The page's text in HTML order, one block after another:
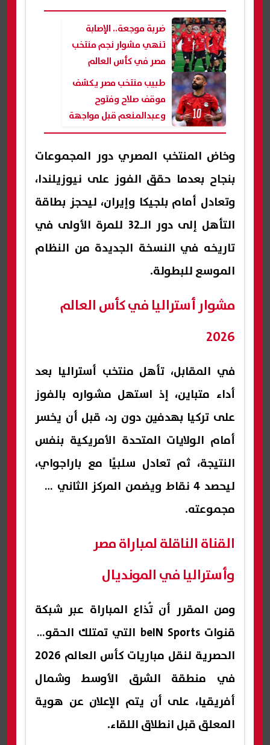
ضربة موجعة.. الإصابة
تنهي مشوار نجم منتخب
مصر في كأس العالم
طبيب منتخب مصر يكشف
موقف صلاح وفتوح
وعبدالمنعم قبل مواجهة
أستراليا
وخاض المنتخب المصري دور المجموعات
بنجاح بعدما حقق الفوز على نيوزيلندا،
وتعادل أمام بلجيكا وإيران، ليحجز بطاقة
التأهل إلى دور الـ32 للمرة الأولى في
تاريخه في النسخة الجديدة من النظام
الموسع للبطولة.
مشوار أستراليا في كأس العالم
2026
في المقابل، تأهل منتخب أستراليا بعد
أداء متباين، إذ استهل مشواره بالفوز
على تركيا بهدفين دون رد، قبل أن يخسر
أمام الولايات المتحدة الأمريكية بنفس
النتيجة، ثم تعادل سلبيًا مع باراجواي،
ليحصد 4 نقاط ويضمن المركز الثاني في
مجموعته.
القناة الناقلة لمباراة مصر
وأستراليا في المونديال
ومن المقرر أن تُذاع المباراة عبر شبكة
قنوات beIN Sports التي تمتلك الحقوق
الحصرية لنقل مباريات كأس العالم 2026
في منطقة الشرق الأوسط وشمال
أفريقيا، على أن يتم الإعلان عن هوية
المعلق قبل انطلاق اللقاء.